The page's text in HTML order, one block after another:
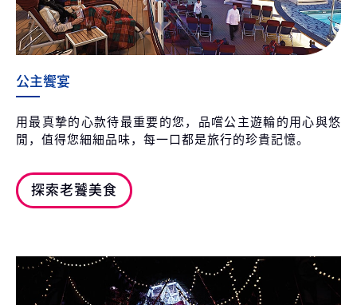
公主饗宴
用最真摯的心款待最重要的您，品嚐公主遊輪的用心與悠
閒，值得您細細品味，每一口都是旅行的珍貴記憶。
探索老饕美食